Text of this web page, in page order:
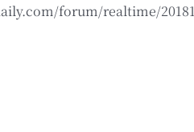
forum/realtime/